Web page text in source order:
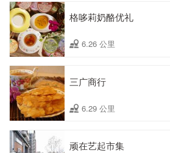
格哆莉奶酪优礼
6.26 公里
三广商行
6.29 公里
顽在艺起市集